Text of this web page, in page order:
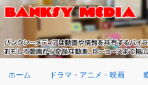
ホーム ドラマ・アニメ・映画